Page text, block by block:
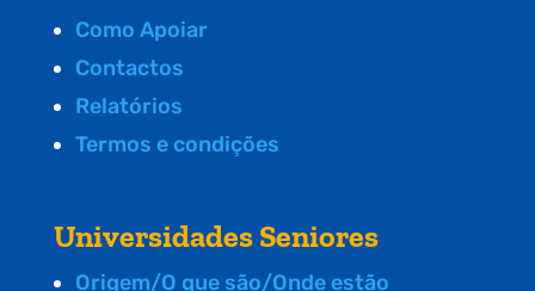
Como Apoiar
Contactos
Relatórios
Termos e condições
Universidades Seniores
Origem/O que são/Onde estão